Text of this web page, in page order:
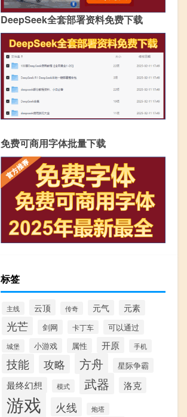
DeepSeek全套部署资料免费下载
免费可商用字体批量下载
标签
主线 云顶 传奇 元气 元素
光芒 剑网 卡丁车 可以通过
城堡 小游戏 属性 开原 手机
技能 攻略 方舟 星际争霸
最终幻想 模式 武器 洛克
游戏 火线 炮塔